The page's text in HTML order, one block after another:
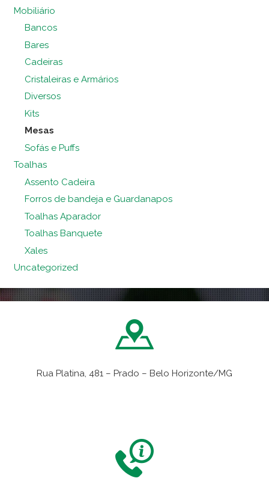
Mobiliário
Bancos
Bares
Cadeiras
Cristaleiras e Armários
Diversos
Kits
Mesas
Sofás e Puffs
Toalhas
Assento Cadeira
Forros de bandeja e Guardanapos
Toalhas Aparador
Toalhas Banquete
Xales
Uncategorized
Rua Platina, 481 – Prado – Belo Horizonte/MG